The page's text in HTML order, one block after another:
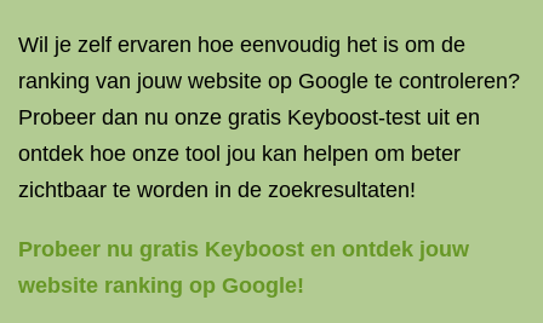
Wil je zelf ervaren hoe eenvoudig het is om de
ranking van jouw website op Google te controleren?
Probeer dan nu onze gratis Keyboost-test uit en
ontdek hoe onze tool jou kan helpen om beter
zichtbaar te worden in de zoekresultaten!
Probeer nu gratis Keyboost en ontdek jouw
website ranking op Google!